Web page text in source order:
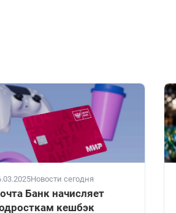
Новости сегодня
Банк начисляет
кешбэк